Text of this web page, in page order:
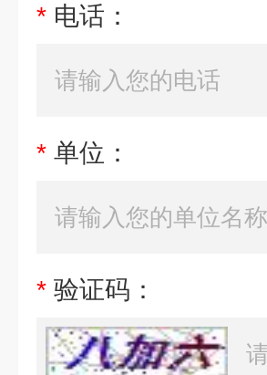
* 电话：
* 单位：
* 验证码：